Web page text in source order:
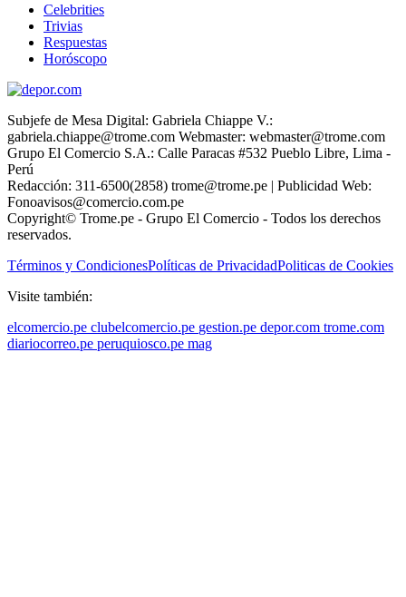
Celebrities
Trivias
Respuestas
Horóscopo
Subjefe de Mesa Digital: Gabriela Chiappe V.:
gabriela.chiappe@trome.com Webmaster: webmaster@trome.com
Grupo El Comercio S.A.: Calle Paracas #532 Pueblo Libre, Lima -
Perú
Redacción: 311-6500(2858) trome@trome.pe | Publicidad Web:
Fonoavisos@comercio.com.pe
Copyright© Trome.pe - Grupo El Comercio - Todos los derechos
reservados.
Términos y CondicionesPolíticas de PrivacidadPoliticas de Cookies
Visite también:
elcomercio.pe clubelcomercio.pe gestion.pe depor.com trome.com
diariocorreo.pe peruquiosco.pe mag